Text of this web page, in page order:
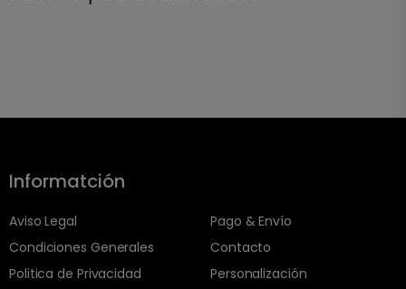
Informatción
Aviso Legal
Condiciones Generales
Politica de Privacidad
Pago & Envío
Contacto
Personalización